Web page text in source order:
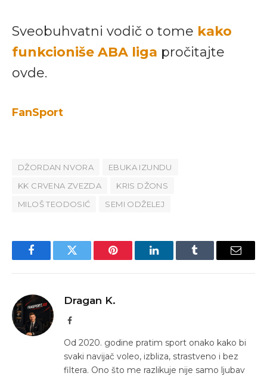
Sveobuhvatni vodič o tome kako
funkcioniše ABA liga pročitajte
ovde.
FanSport
DŽORDAN NVORA
EBUKA IZUNDU
KK CRVENA ZVEZDA
KRIS DŽONS
MILOŠ TEODOSIĆ
SEMI ODŽELEJ
FacebookTwitter Pinterest LinkedInTumblr Email
Dragan K.
Facebook
Od 2020. godine pratim sport onako kako bi
svaki navijač voleo, izbliza, strastveno i bez
filtera. Ono što me razlikuje nije samo ljubav